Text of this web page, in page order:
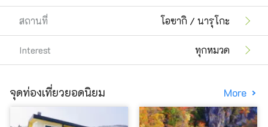
สถานที่ โอซากิ / นารุโกะ
Interest ทุกหมวด
จุดท่องเที่ยวยอดนิยม More